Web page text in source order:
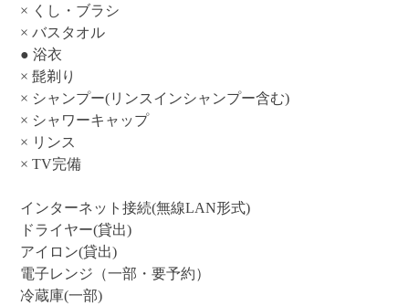
× くし・ブラシ
× バスタオル
● 浴衣
× 髭剃り
× シャンプー(リンスインシャンプー含む)
× シャワーキャップ
× リンス
× TV完備
インターネット接続(無線LAN形式)
ドライヤー(貸出)
アイロン(貸出)
電子レンジ（一部・要予約）
冷蔵庫(一部)